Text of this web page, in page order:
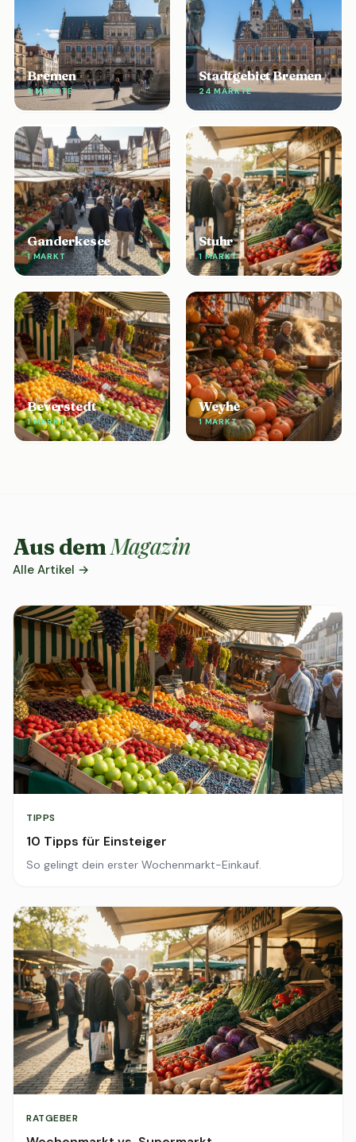
Bremen
3 MÄRKTE
Stadtgebiet Bremen
24 MÄRKTE
Ganderkesee
1 MARKT
Stuhr
1 MARKT
Beverstedt
1 MARKT
Weyhe
1 MARKT
Aus demMagazin
Alle Artikel →
TIPPS
10 Tipps für Einsteiger
So gelingt dein erster Wochenmarkt-Einkauf.
RATGEBER